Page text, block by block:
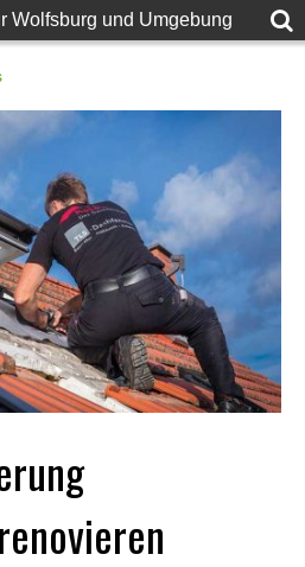
Wolfsburg und Umgebung